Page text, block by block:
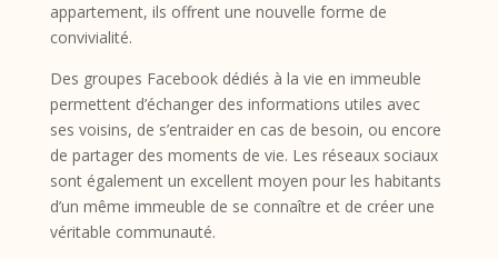
appartement, ils offrent une nouvelle forme de
convivialité.
Des groupes Facebook dédiés à la vie en immeuble
permettent d’échanger des informations utiles avec
ses voisins, de s’entraider en cas de besoin, ou encore
de partager des moments de vie. Les réseaux sociaux
sont également un excellent moyen pour les habitants
d’un même immeuble de se connaître et de créer une
véritable communauté.